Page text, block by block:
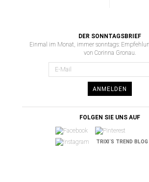
DER SONNTAGSBRIEF
Einmal im Monat, immer sonntags:
von Corinna Gronau.
ANMELDEN
FOLGEN SIE UNS AUF
TRIXI´S TREND BLOG